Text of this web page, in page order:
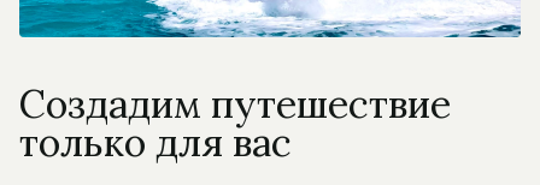
Создадим путешествие
только для вас